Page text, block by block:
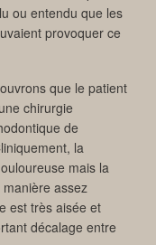
ou entendu que les
provoquer ce
que le patient
chirurgie
de
la
mais la
manière assez
est très aisée et
décalage entre